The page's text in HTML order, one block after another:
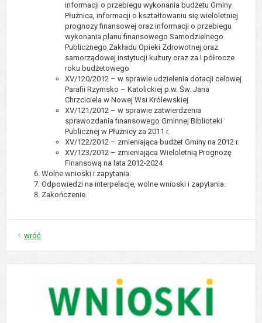
informacji o przebiegu wykonania budżetu Gminy
Płużnica, informacji o kształtowaniu się wieloletniej
prognozy finansowej oraz informacji o przebiegu
wykonania planu finansowego Samodzielnego
Publicznego Zakładu Opieki Zdrowotnej oraz
samorządowej instytucji kultury oraz za I półrocze
roku budżetowego
XV/120/2012 – w sprawie udzielenia dotacji celowej
Parafii Rzymsko – Katolickiej p.w. Św. Jana
Chrzciciela w Nowej Wsi Królewskiej
XV/121/2012 – w sprawie zatwierdzenia
sprawozdania finansowego Gminnej Biblioteki
Publicznej w Płużnicy za 2011 r.
XV/122/2012 – zmieniająca budżet Gminy na 2012 r.
XV/123/2012 – zmieniająca Wieloletnią Prognozę
Finansową na lata 2012-2024
Wolne wnioski i zapytania.
Odpowiedzi na interpelacje, wolne wnioski i zapytania.
Zakończenie.
wróć